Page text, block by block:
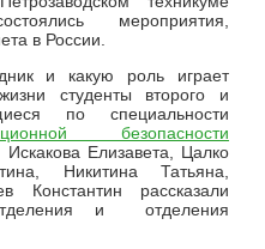
мероприятия,
в России.
и какую роль играет
студенты второго и
по специальности
безопасности
Искакова Елизавета, Цалко
Никитина Татьяна,
Константин рассказали
и отделения